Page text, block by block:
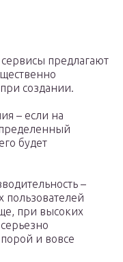
предлагают
создании.
– если на
будет
–
пользователей
при высоких
и вовсе